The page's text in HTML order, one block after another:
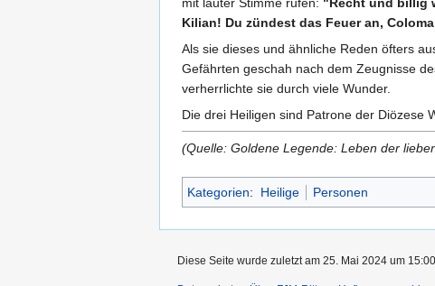
mit lauter Stimme rufen: "Recht und billig
Kilian! Du zündest das Feuer an,
Als sie dieses und ähnliche Reden öfters
Gefährten geschah nach dem Zeugnisse
verherrlichte sie durch viele Wunder.
Die drei Heiligen sind Patrone der Diözese
(Quelle: Goldene Legende: Leben der
Kategorien: Heilige Personen
Diese Seite wurde zuletzt am 25. Mai 2024 um